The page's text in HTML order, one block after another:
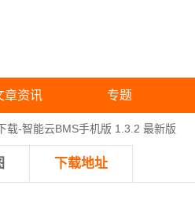
章资讯 专题
载-智能云BMS手机版 1.3.2 最新版
下载地址